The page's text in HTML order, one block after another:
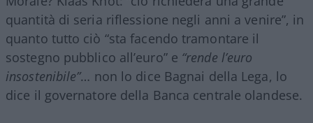
quantità di seria riflessione negli anni a venire”, in
quanto tutto ciò “sta facendo tramontare il
sostegno pubblico all’euro” e “rende l’euro
insostenibile”… non lo dice Bagnai della Lega, lo
dice il governatore della Banca centrale olandese.